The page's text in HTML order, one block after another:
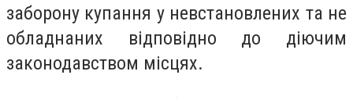
заборону купання у невстановлених та не
обладнаних відповідно до діючим
законодавством місцях.